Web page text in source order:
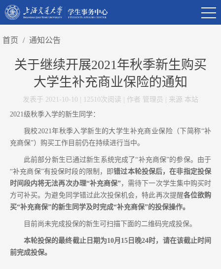
首页 / 通知公告
关于继续开展2021年秋季新生购买
大学生补充商业保险的通知
发表于 2021-10-10 | 12510次阅读 | 作者 管理员 | 来源 本站
2021级秋季入学的新生同学：
我校2021年秋季入学新生的大学生补充商业保险（下简称“补
充商保”）购买工作目前仍在持续进行当中。
此前部分新生 已通过新生系统完成 了“补充商保”的参保。 由于
“补充商保”有投保时段的限制，即错过本轮投保后，在非指定投保
时间段内将无法再次办理“补充商保”， 需待下一次学生集中购买 时
方可补买。 为避免同学错过此次投保机会，特此再次提醒各位欲购
买“补充商保”的新生 同学及时完成“补充商保”的投保操作。
目前尚未完成投保的新生可扫描下面的二维码完成投保。
本轮投保的最终截止日期为10月 15 日晚24时，请在该截止时间
前完成投保。